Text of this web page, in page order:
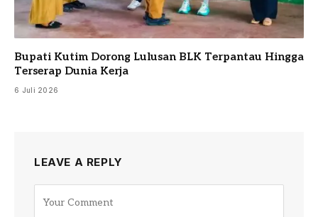
Bupati Kutim Dorong Lulusan BLK Terpantau Hingga
Terserap Dunia Kerja
6 Juli 2026
LEAVE A REPLY